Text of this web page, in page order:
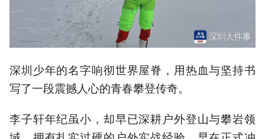
深圳少年的名字响彻世界屋脊，用热血与坚持书
写了一段震撼人心的青春攀登传奇。
李子轩年纪虽小，却早已深耕户外登山与攀岩领